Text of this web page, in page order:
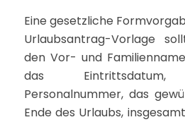
Eine gesetzliche
Urlaubsantrag-Vorlage
den Vor- und
das Eintrittsdatum,
Personalnummer, das
Ende des Urlaubs,